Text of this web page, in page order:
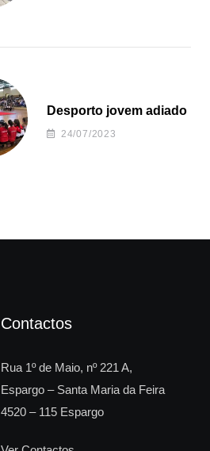
Desporto jovem adiado
24/07/2023
Contactos
Rua 1º de Maio, nº 221 A,
Espargo – Santa Maria da Feira
4520 – 115 Espargo